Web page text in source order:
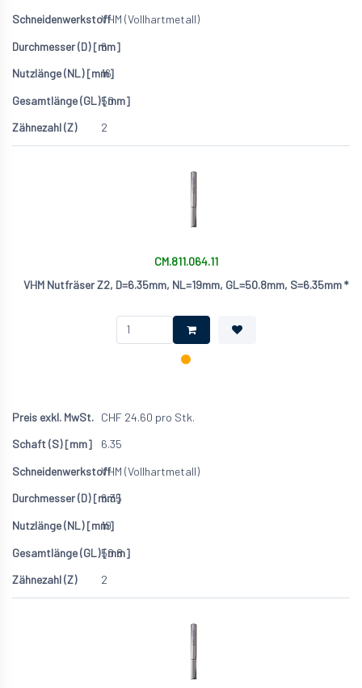
VHM (Vollhartmetall)
6
16
50
2
CM.811.064.11
VHM Nutfräser Z2, D=6.35mm, NL=19mm, GL=50.8mm, S=6.35mm *
CHF 24.60 pro Stk.
6.35
VHM (Vollhartmetall)
6.35
19
50.8
2